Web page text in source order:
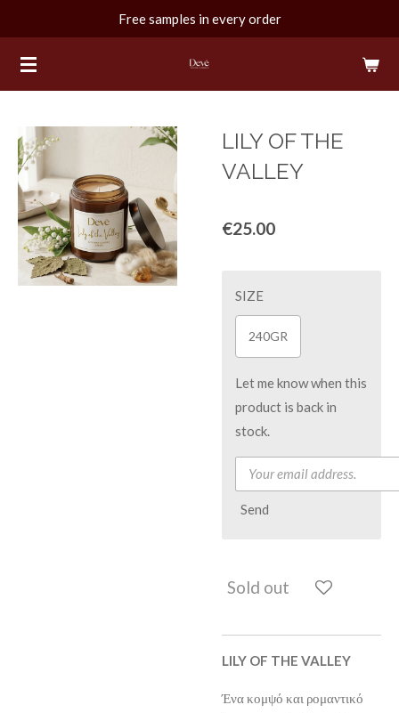
main
content
Free samples in every order
LILY OF THE
VALLEY
€25.00
SIZE
240GR
Let me know when this
product is back in
stock.
Send
Sold out
LILY OF THE VALLEY
Ένα κομψό και ρομαντικό